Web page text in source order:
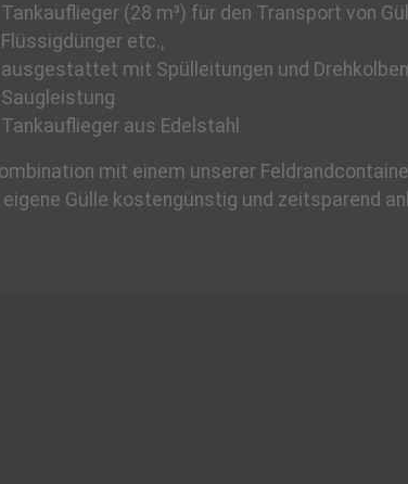
Tankauflieger (28 m³) für den Transport von
Flüssigdünger etc.,
ausgestattet mit Spülleitungen und
Saugleistung
Tankauflieger aus Edelstahl
mit einem unserer
eigene Gülle kostengünstig und zeitsparend